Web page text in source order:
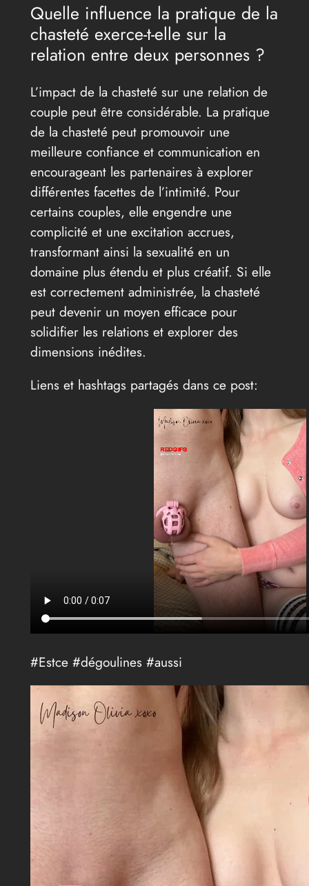
Quelle influence la pratique de la
chasteté exerce-t-elle sur la
relation entre deux personnes ?
L’impact de la chasteté sur une relation de
couple peut être considérable. La pratique
de la chasteté peut promouvoir une
meilleure confiance et communication en
encourageant les partenaires à explorer
différentes facettes de l’intimité. Pour
certains couples, elle engendre une
complicité et une excitation accrues,
transformant ainsi la sexualité en un
domaine plus étendu et plus créatif. Si elle
est correctement administrée, la chasteté
peut devenir un moyen efficace pour
solidifier les relations et explorer des
dimensions inédites.
Liens et hashtags partagés dans ce post:
#Estce #dégoulines #aussi